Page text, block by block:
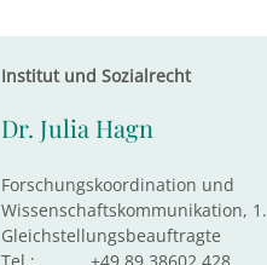
Institut und Sozialrecht
Dr. Julia Hagn
Forschungskoordination und
Wissenschaftskommunikation, 1.
Gleichstellungsbeauftragte